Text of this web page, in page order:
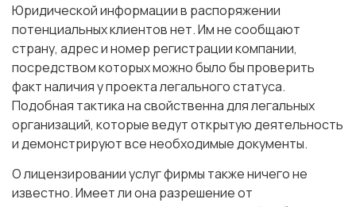
Юридической информации в распоряжении
потенциальных клиентов нет. Им не сообщают
страну, адрес и номер регистрации компании,
посредством которых можно было бы проверить
факт наличия у проекта легального статуса.
Подобная тактика на свойственна для легальных
организаций, которые ведут открытую деятельность
и демонстрируют все необходимые документы.
О лицензировании услуг фирмы также ничего не
известно. Имеет ли она разрешение от